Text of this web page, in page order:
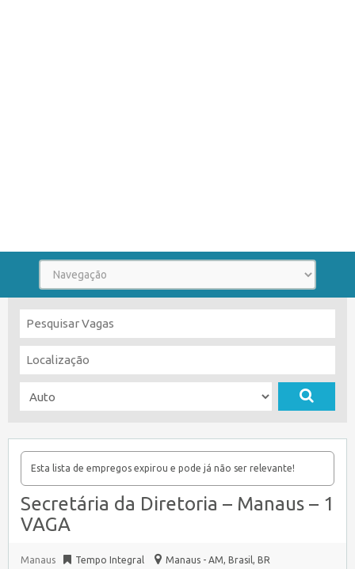
Esta lista de empregos expirou e pode já não ser relevante!
Secretária da Diretoria – Manaus – 1
VAGA
Manaus Tempo Integral Manaus - AM, Brasil, BR